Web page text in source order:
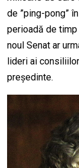
de ”ping-pong”
perioadă de
noul Senat ar
lideri ai
președinte.